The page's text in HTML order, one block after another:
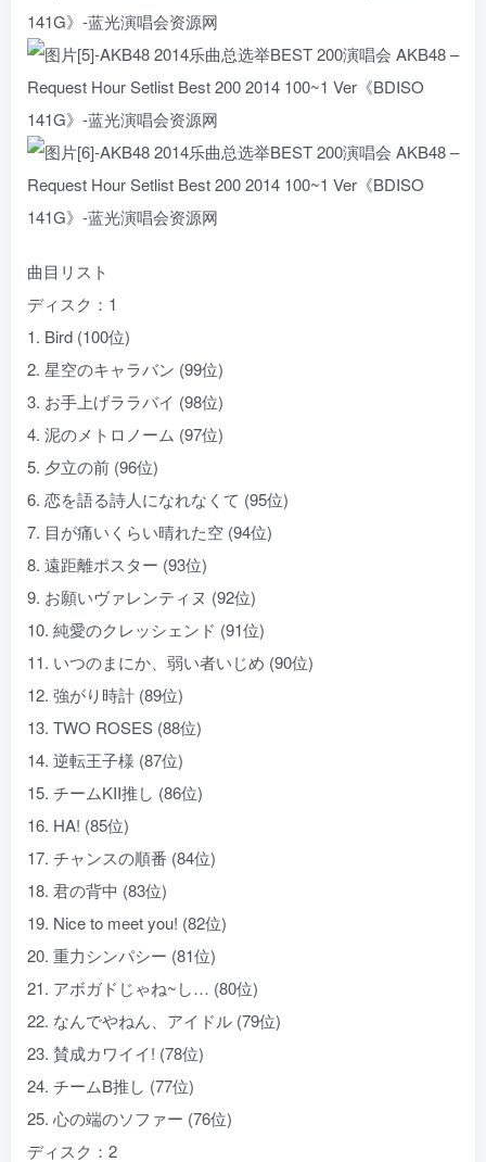
曲目リスト
ディスク：1
1. Bird (100位)
2. 星空のキャラバン (99位)
3. お手上げララバイ (98位)
4. 泥のメトロノーム (97位)
5. 夕立の前 (96位)
6. 恋を語る詩人になれなくて (95位)
7. 目が痛いくらい晴れた空 (94位)
8. 遠距離ポスター (93位)
9. お願いヴァレンティヌ (92位)
10. 純愛のクレッシェンド (91位)
11. いつのまにか、弱い者いじめ (90位)
12. 強がり時計 (89位)
13. TWO ROSES (88位)
14. 逆転王子様 (87位)
15. チームKII推し (86位)
16. HA! (85位)
17. チャンスの順番 (84位)
18. 君の背中 (83位)
19. Nice to meet you! (82位)
20. 重力シンパシー (81位)
21. アボガドじゃね~し… (80位)
22. なんでやねん、アイドル (79位)
23. 賛成カワイイ! (78位)
24. チームB推し (77位)
25. 心の端のソファー (76位)
ディスク：2